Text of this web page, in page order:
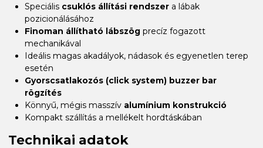
Speciális csuklós állítási rendszer a lábak
pozicionálásához
Finoman állítható lábszög precíz fogazott
mechanikával
Ideális magas akadályok, nádasok és egyenetlen terep
esetén
Gyorscsatlakozós (click system) buzzer bar
rögzítés
Könnyű, mégis masszív alumínium konstrukció
Kompakt szállítás a mellékelt hordtáskában
Technikai adatok